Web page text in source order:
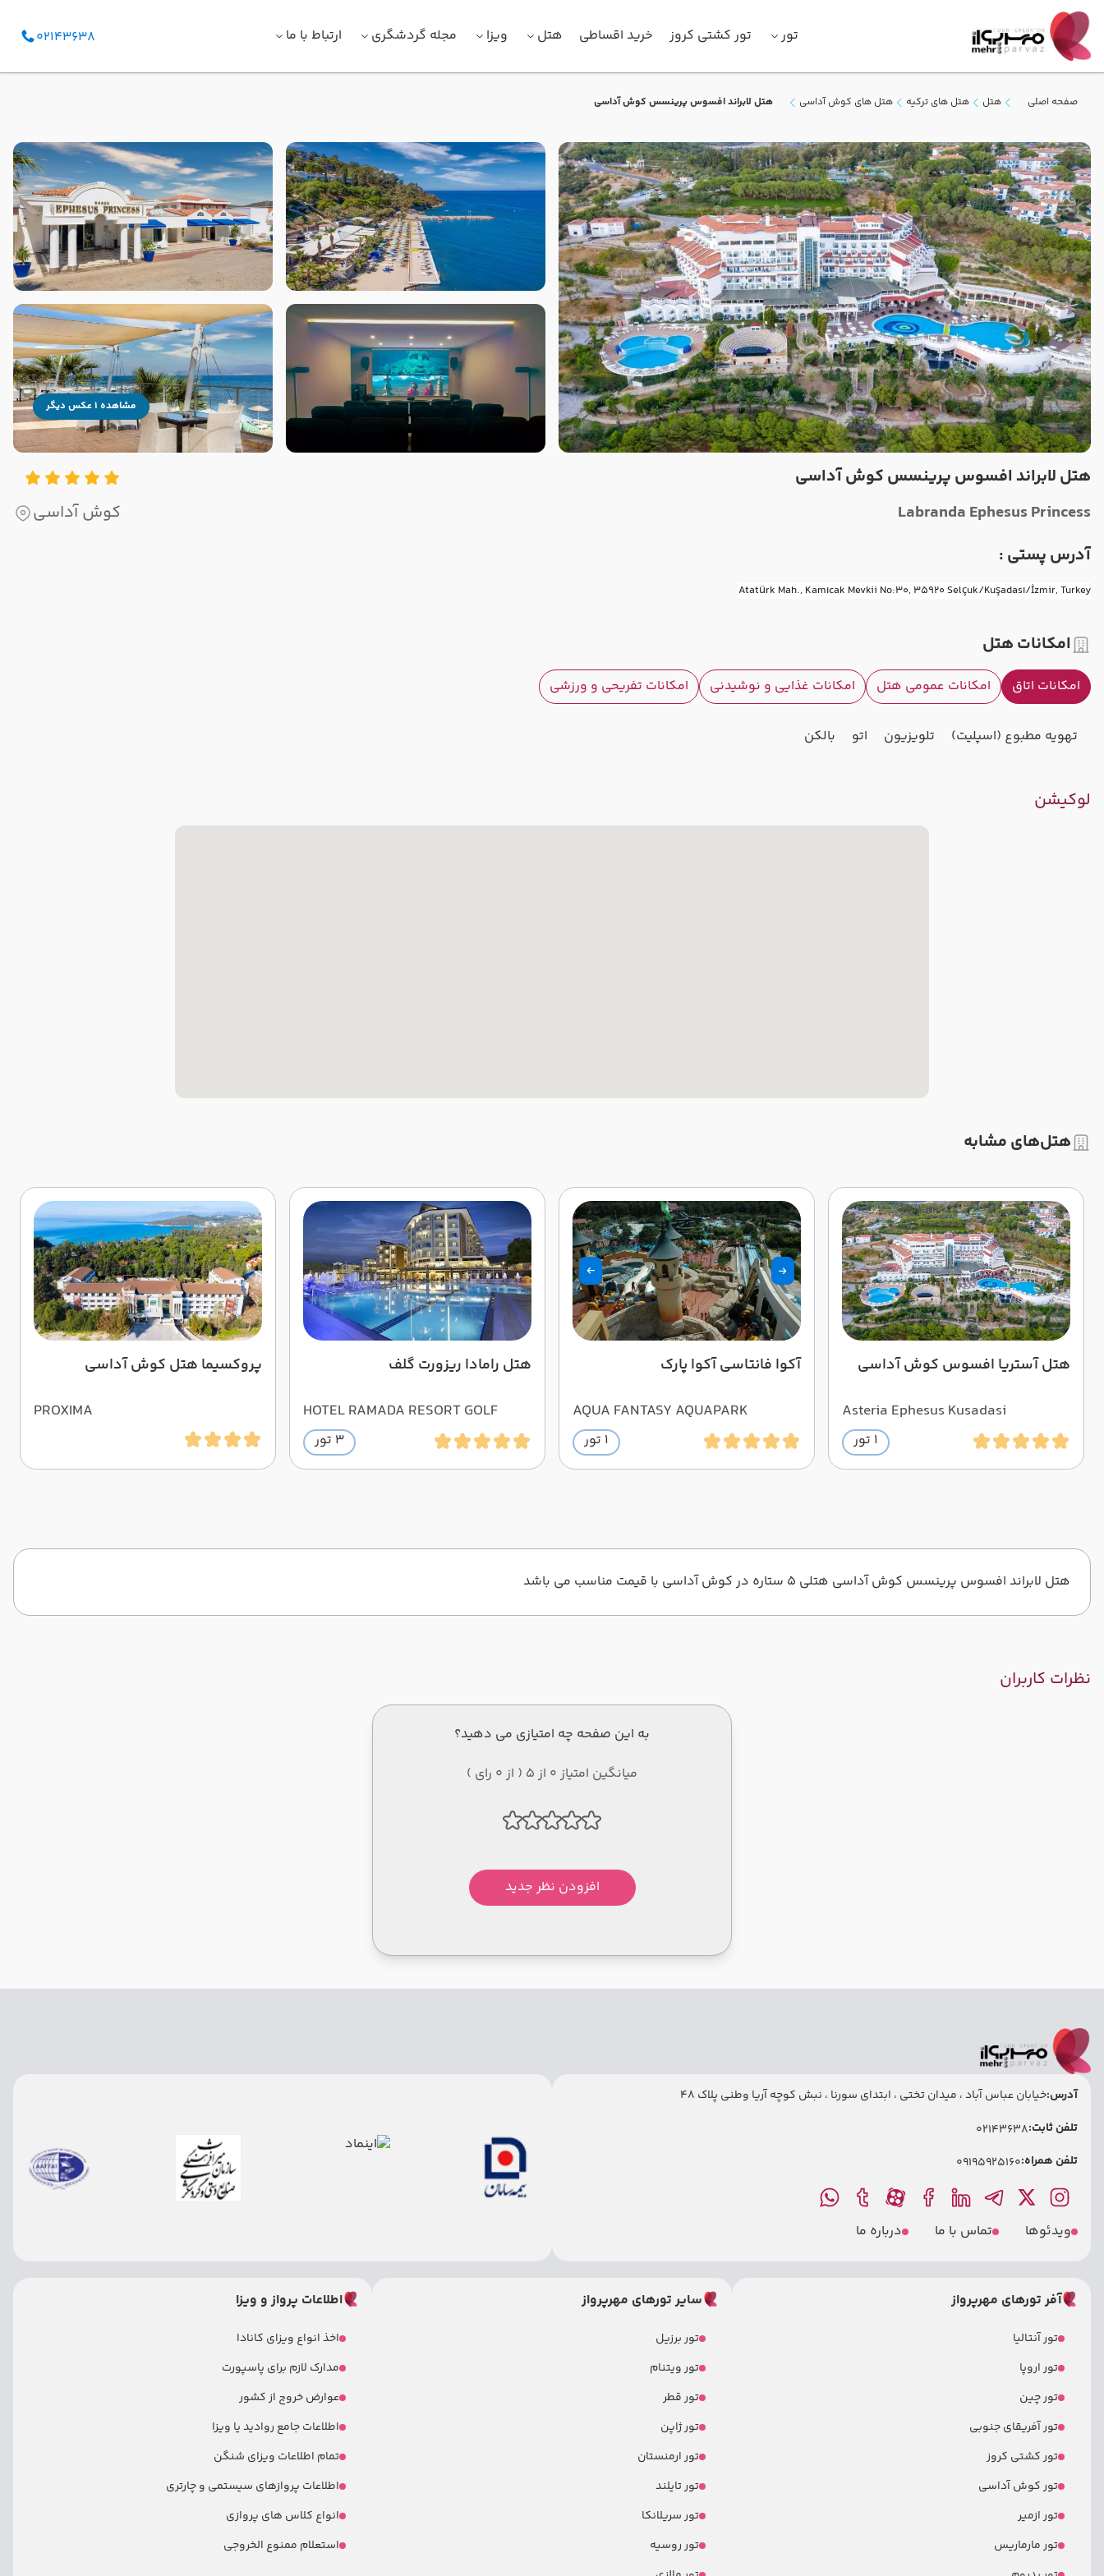
تور تور کشتی کروز خرید اقساطی هتل ویزا مجله گردشگری ارتباط با ما 02143638
صفحه اصلی هتل هتل های ترکیه هتل های کوش آداسی هتل لابراند افسوس پرینسس کوش آداسی
مشاهده 1 عکس دیگر
هتل لابراند افسوس پرینسس کوش آداسی
Labranda Ephesus Princess
کوش آداسی
آدرس پستی :
Atatürk Mah., Kamıcak Mevkii No:30, 35920 Selçuk/Kuşadası/İzmir, Turkey
امکانات هتل
امکانات اتاق امکانات عمومی هتل امکانات غذایی و نوشیدنی امکانات تفریحی و ورزشی
تهویه مطبوع (اسپلیت) تلویزیون اتو بالکن
لوکیشن
هتل‌های مشابه
هتل آستریا افسوس کوش آداسی
Asteria Ephesus Kusadasi
1 تور
آکوا فانتاسی آکوا پارک
AQUA FANTASY AQUAPARK
1 تور
هتل رامادا ریزورت گلف
HOTEL RAMADA RESORT GOLF
3 تور
پروکسیما هتل کوش آداسی
PROXIMA
هتل لابراند افسوس پرینسس کوش آداسی هتلی 5 ستاره در کوش آداسی با قیمت مناسب می باشد
نظرات کاربران
به این صفحه چه امتیازی می دهید؟
میانگین امتیاز 0 از 5 ( از 0 رای )
افزودن نظر جدید
آدرس:خیابان عباس آباد ، میدان تختی ، ابتدای سورنا ، نبش کوچه آریا وطنی پلاک 48
تلفن ثابت:02143638
تلفن همراه:09195925160
ویدئوها تماس با ما درباره ما
آفر تورهای مهرپرواز
تور آنتالیا
تور اروپا
تور چین
تور آفریقای جنوبی
تور کشتی کروز
تور کوش آداسی
تور ازمیر
تور مارماریس
سایر تورهای مهرپرواز
تور برزیل
تور ویتنام
تور قطر
تور ژاپن
تور ارمنستان
تور تایلند
تور سریلانکا
تور روسیه
اطلاعات پرواز و ویزا
اخذ انواع ویزای کانادا
مدارک لازم برای پاسپورت
عوارض خروج از کشور
اطلاعات جامع روادید یا ویزا
تمام اطلاعات ویزای شنگن
اطلاعات پروازهای سیستمی و چارتری
انواع کلاس های پروازی
استعلام ممنوع الخروجی